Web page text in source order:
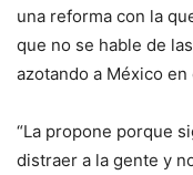
una reforma con la
que no se hable de
azotando a México
“La propone porque
distraer a la gente y